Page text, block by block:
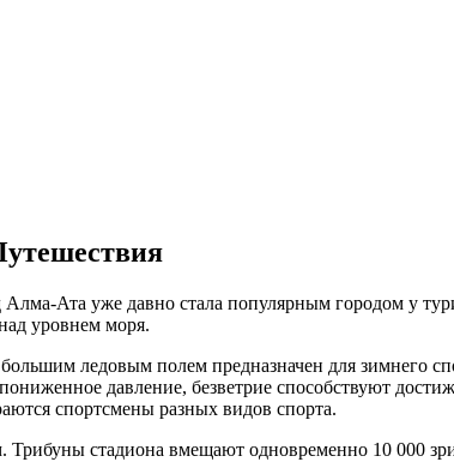
Алма-Ата уже давно стала популярным городом у
уровнем моря.
ледовым полем предназначен для зимнего
давление, безветрие способствуют
спортсмены разных видов спорта.
стадиона вмещают одновременно 10 000